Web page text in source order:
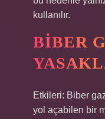
kullanılır.
BIBER
Etkileri: Biber
yol açabilen bir